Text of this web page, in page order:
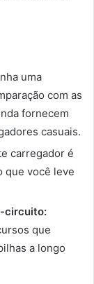
uma
com as
fornecem
casuais.
carregador é
que você leve
circuito:
que
a longo